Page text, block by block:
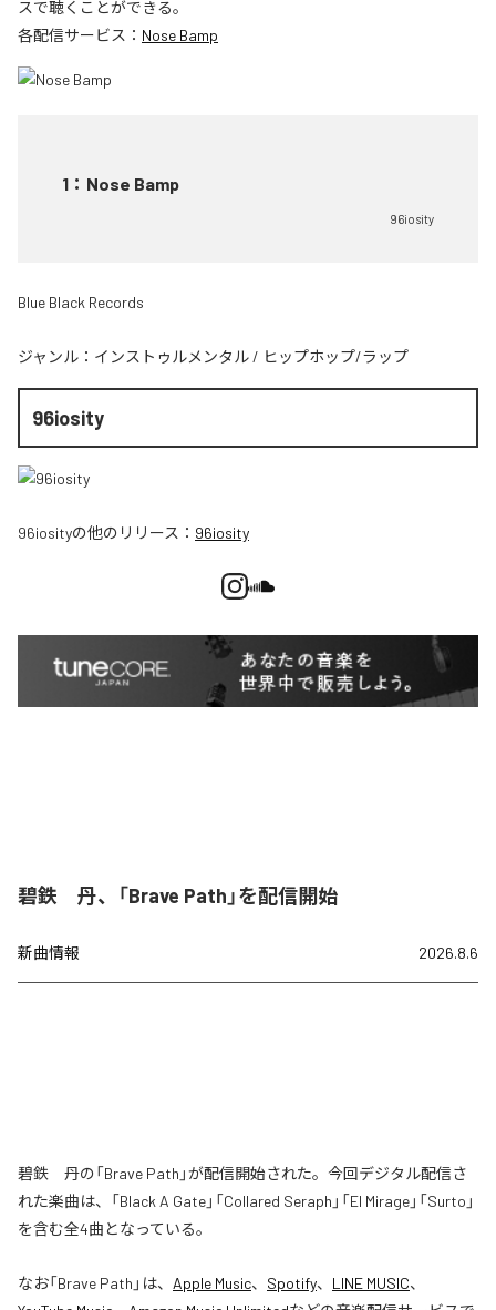
スで聴くことができる。
各配信サービス： Nose Bamp
1 ： Nose Bamp
96iosity
Blue Black Records
ジャンル： インストゥルメンタル / ヒップホップ/ラップ
96iosity
96iosityの他のリリース： 96iosity
碧鉄 丹、「Brave Path」を配信開始
新曲情報 2026.8.6
碧鉄 丹の「Brave Path」が配信開始された。今回デジタル配信さ
れた楽曲は、「Black A Gate」「Collared Seraph」「El Mirage」「Surto」
を含む全4曲となっている。
なお「Brave Path 」は、 Apple Music、 Spotify、 LINE MUSIC、